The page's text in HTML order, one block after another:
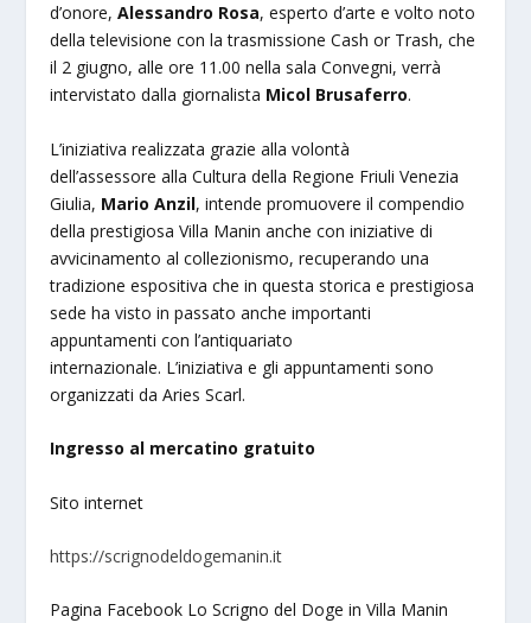
d’onore,Alessandro Rosa, esperto d’arte e volto noto
della televisione con la trasmissione Cash or Trash, che
il 2 giugno, alle ore 11.00 nella sala Convegni, verrà
intervistato dalla giornalista Micol Brusaferro.
L’iniziativa realizzata grazie alla volontà
dell’assessore alla Cultura della Regione Friuli Venezia
Giulia, Mario Anzil, intende promuovere il compendio
della prestigiosa Villa Manin anche con iniziative di
avvicinamento al collezionismo, recuperando una
tradizione espositiva che in questa storica e prestigiosa
sede ha visto in passato anche importanti
appuntamenti con l’antiquariato
internazionale. L’iniziativa e gli appuntamenti sono
organizzati da Aries Scarl.
Ingresso al mercatino gratuito
Sito internet
https://scrignodeldogemanin.it
Pagina Facebook Lo Scrigno del Doge in Villa Manin